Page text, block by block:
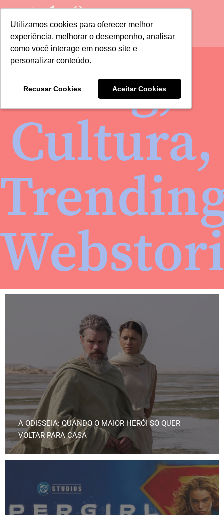
Utilizamos cookies para oferecer melhor
experiência, melhorar o desempenho, analisar
como você interage em nosso site e
personalizar conteúdo.
Recusar Cookies Aceitar Cookies
Utilizamos cookies para oferecer melhor
experiência, melhorar o desempenho, analisar
como você interage em nosso site e
personalizar conteúdo.
Recusar Cookies Aceitar Cookies
Blog,
Cultura,
A ODISSEIA: QUANDO O MAIOR HERÓI SÓ QUER
VOLTAR PARA CASA